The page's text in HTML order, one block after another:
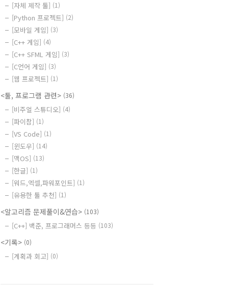
[자체 제작 툴] (1)
[Python 프로젝트] (2)
[모바일 게임] (3)
[C++ 게임] (4)
[C++ SFML 게임] (3)
[C언어 게임] (3)
[웹 프로젝트] (1)
<툴, 프로그램 관련> (36)
[비주얼 스튜디오] (4)
[파이참] (1)
[VS Code] (1)
[윈도우] (14)
[맥OS] (13)
[한글] (1)
[워드,엑셀,파워포인트] (1)
[유용한 툴 추천] (1)
<알고리즘 문제풀이&연습> (103)
[C++] 백준, 프로그래머스 등등 (103)
<기록> (0)
[계획과 회고] (0)